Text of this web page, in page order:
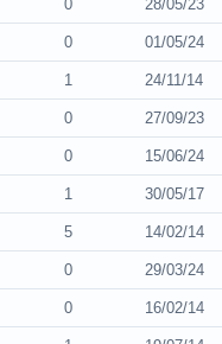
0 28/05/23
0 01/05/24
1 24/11/14
0 27/09/23
0 15/06/24
1 30/05/17
5 14/02/14
0 29/03/24
0 16/02/14